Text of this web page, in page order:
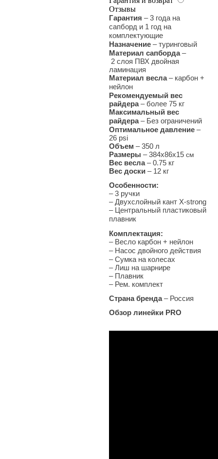
Отзывы
Гарантия – 3 года на
сапборд и 1 год на
комплектующие
Назначение – туринговый
Материал сапборда–
2 слоя ПВХ двойная
ламинация
Материал весла– карбон +
нейлон
Рекомендуемый вес
райдера– более 75 кг
Максимальный вес
райдера– Без ограничений
Оптимальное давление –
26 psi
Объем – 350 л
Размеры – 384х86х15 см
Вес весла– 0.75 кг
Вес доски – 12 кг
Особенности:
– 3 ручки
– Двухслойный кант X-strong
– Центральный пластиковый
плавник
Комплектация:
–Весло карбон + нейлон
– Насос двойного действия
– Сумка на колесах
– Лиш на шарнире
– Плавник
– Рем. комплект
Страна бренда– Россия
Обзор линейки PRO